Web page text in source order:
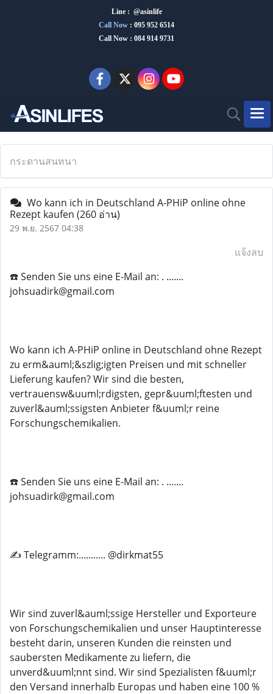
Line : @asinlife
Call Now : 095 952 6514
Call Now : 084 914 9731
กระดานสนทนา
Wo kann ich in Deutschland A-PHiP online ohne
Rezept kaufen (260 อ่าน)
29 พ.ย. 2567 04:38
แจ้งลบ
☎️ Senden Sie uns eine E-Mail an: . .......
johsuadirk@gmail.com
Wo kann ich A-PHiP online in Deutschland ohne Rezept
zu erm&auml;&szlig;igten Preisen und mit schneller
Lieferung kaufen? Wir sind die besten,
vertrauensw&uuml;rdigsten, gepr&uuml;ftesten und
zuverl&auml;ssigsten Anbieter f&uuml;r reine
Forschungschemikalien.
☎️ Senden Sie uns eine E-Mail an: . .......
johsuadirk@gmail.com
✍️ Telegramm:........... @dirkmat55
Wir sind zuverl&auml;ssige Hersteller und Exporteure
von Forschungschemikalien und unser Hauptinteresse
besteht darin, unseren Kunden die reinsten und
saubersten Medikamente zu liefern, die
unverd&uuml;nnt sind. Wir sind Spezialisten f&uuml;r
den Versand innerhalb Europas und haben eine 100 %